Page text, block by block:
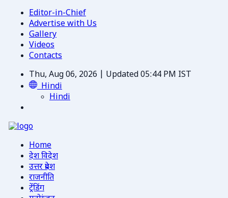
Editor-in-Chief
Advertise with Us
Gallery
Videos
Contacts
Thu, Aug 06, 2026 | Updated 05:44 PM IST
Hindi
Hindi
Home
देश विदेश
उत्तर प्रदेश
राजनीति
ट्रेंडिंग